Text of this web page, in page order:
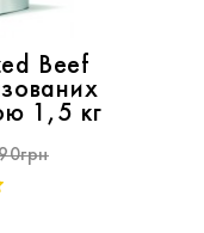
Beef
1,5 кг